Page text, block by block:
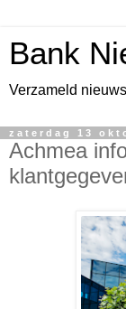
Bank
Verzameld
zaterdag 13
Achmea